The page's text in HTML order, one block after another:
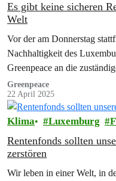
​​Es gibt keine sicheren
Welt
Vor der am Donnerstag
Nachhaltigkeit des
Greenpeace an die
der Expertenrunde, die
Greenpeace
22 April 2025
Klima Luxemburg
Rentenfonds sollten
zerstören
Wir leben in einer Welt, in